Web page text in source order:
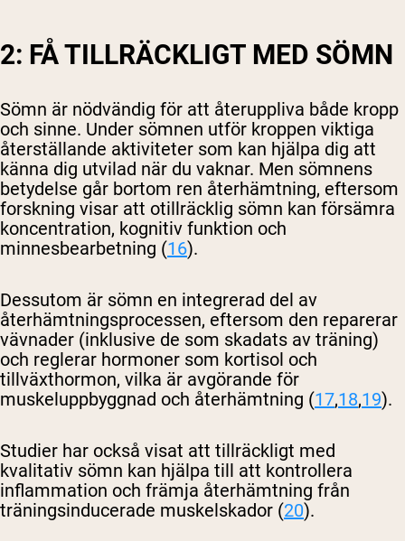
2: FÅ TILLRÄCKLIGT MED SÖMN
Sömn är nödvändig för att återuppliva både kropp
och sinne. Under sömnen utför kroppen viktiga
återställande aktiviteter som kan hjälpa dig att
känna dig utvilad när du vaknar. Men sömnens
betydelse går bortom ren återhämtning, eftersom
forskning visar att otillräcklig sömn kan försämra
koncentration, kognitiv funktion och
minnesbearbetning (16).
Dessutom är sömn en integrerad del av
återhämtningsprocessen, eftersom den reparerar
vävnader (inklusive de som skadats av träning)
och reglerar hormoner som kortisol och
tillväxthormon, vilka är avgörande för
muskeluppbyggnad och återhämtning (17,18,19).
Studier har också visat att tillräckligt med
kvalitativ sömn kan hjälpa till att kontrollera
inflammation och främja återhämtning från
träningsinducerade muskelskador (20).